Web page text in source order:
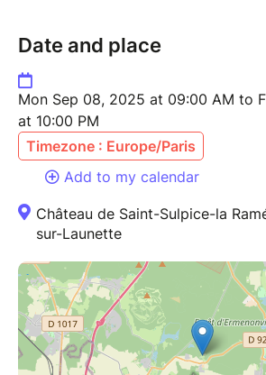
Date and place
Mon Sep 08, 2025 at 09:00 AM to
at 10:00 PM
Timezone : Europe/Paris
Add to my calendar
Château de Saint-Sulpice-la
sur-Launette